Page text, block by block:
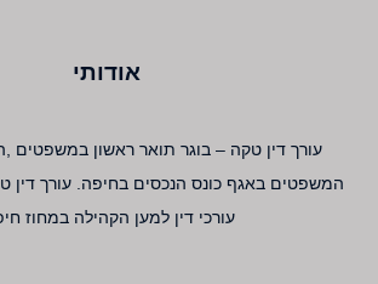
אודותי
עורך דין טקה – בוגר תואר ראשון
המשפטים באגף כונס הנכסים בחיפה. עורך דין
עורכי דין למען הקהילה במחוז